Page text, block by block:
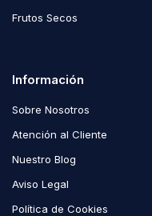
Frutos Secos
Información
Sobre Nosotros
Atención al Cliente
Nuestro Blog
Aviso Legal
Política de Cookies